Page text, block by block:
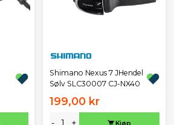
Shimano Nexus 7 JHendel
Sølv SLC30007 CJ-NX40
199,00 kr
Kjøp